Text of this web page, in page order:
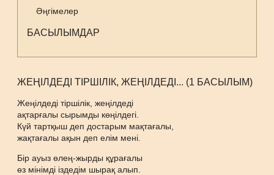
Әңгімелер
БАСЫЛЫМДАР
ЖЕҢІЛДЕДІ ТІРШІЛІК, ЖЕҢІЛДЕДІ... (1 БАСЫЛЫМ)
Жеңілдеді тіршілік, жеңілдеді
ақтарғалы сырымды көңілдегі.
Күй тартқыш деп достарым мақтағалы,
жақтағалы ақын деп елім мені.
Бір ауыз өлең-жырды құрағалы
өз мінімді іздедім шырақ алып.